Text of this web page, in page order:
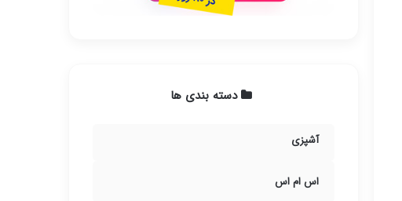
دسته بندی ها
آشپزی
اس ام اس